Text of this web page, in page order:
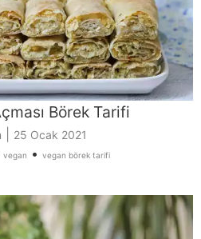
Börek Tarifi
25 Ocak 2021
vegan • vegan börek tarifi